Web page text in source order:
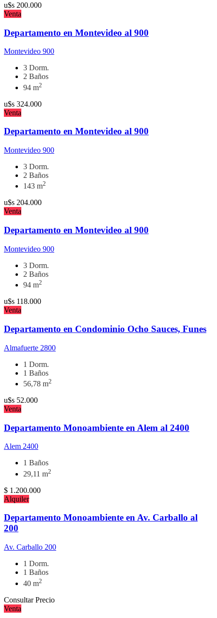
u$s 200.000
Venta
Departamento en Montevideo al 900
Montevideo 900
3 Dorm.
2 Baños
94 m2
u$s 324.000
Venta
Departamento en Montevideo al 900
Montevideo 900
3 Dorm.
2 Baños
143 m2
u$s 204.000
Venta
Departamento en Montevideo al 900
Montevideo 900
3 Dorm.
2 Baños
94 m2
u$s 118.000
Venta
Departamento en Condominio Ocho Sauces, Funes
Almafuerte 2800
1 Dorm.
1 Baños
56,78 m2
u$s 52.000
Venta
Departamento Monoambiente en Alem al 2400
Alem 2400
1 Baños
29,11 m2
$ 1.200.000
Alquiler
Departamento Monoambiente en Av. Carballo al
200
Av. Carballo 200
1 Dorm.
1 Baños
40 m2
Consultar Precio
Venta